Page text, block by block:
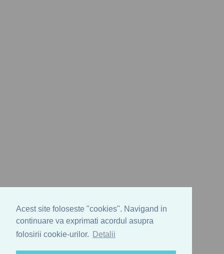
Acest site foloseste "cookies". Navigand in
continuare va exprimati acordul asupra
folosirii cookie-urilor.
Detalii